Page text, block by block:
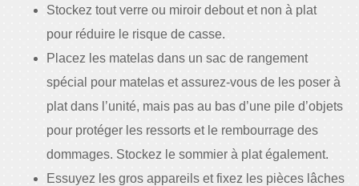
Stockez tout verre ou miroir debout et non à plat
pour réduire le risque de casse.
Placez les matelas dans un sac de rangement
spécial pour matelas et assurez-vous de les poser à
plat dans l’unité, mais pas au bas d’une pile d’objets
pour protéger les ressorts et le rembourrage des
dommages. Stockez le sommier à plat également.
Essuyez les gros appareils et fixez les pièces lâches